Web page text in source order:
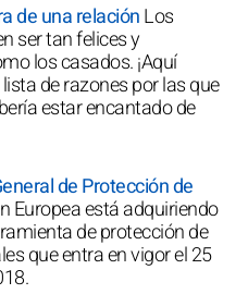
de una relaciónLos
ser tan felices y
los casados. ¡Aquí
de razones por las que
estar encantado de
de Protección de
Europea está adquiriendo
de protección de
que entra en vigor el 25